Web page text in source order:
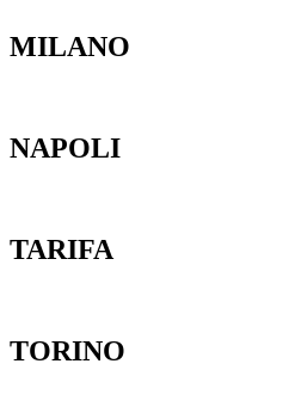
MILANO
NAPOLI
TARIFA
TORINO